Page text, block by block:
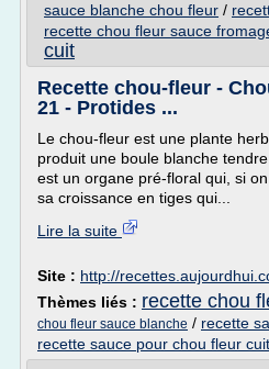
sauce blanche chou fleur /
recette chou fleur sauce
cuit
Recette chou-fleur -
21 - Protides ...
Le chou-fleur est une plante
produit une boule blanche
est un organe pré-floral qui, si
sa croissance en tiges qui...
Lire la suite
Site : http://
Thèmes liés : recette chou
chou fleur sauce blanche / recette
recette sauce pour chou fleur cuit